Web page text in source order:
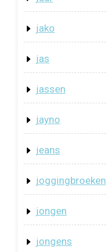
jako
jas
jassen
jayno
jeans
joggingbroeken
jongen
jongens